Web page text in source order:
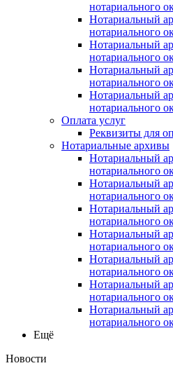
нотариального
Нотариальный
нотариального
Нотариальный
нотариального
Нотариальный
нотариального
Нотариальный
нотариального
Оплата услуг
Реквизиты для
Нотариальные архивы
Нотариальный
нотариального
Нотариальный
нотариального
Нотариальный
нотариального
Нотариальный
нотариального
Нотариальный
нотариального
Нотариальный
нотариального
Нотариальный
нотариального
Ещё
Новости